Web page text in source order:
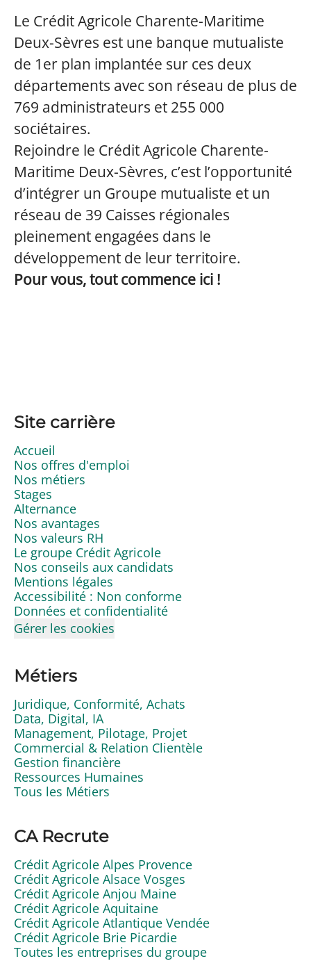
Le Crédit Agricole Charente-Maritime
Deux-Sèvres est une banque mutualiste
de 1er plan implantée sur ces deux
départements avec son réseau de plus de
769 administrateurs et 255 000
sociétaires.
Rejoindre le Crédit Agricole Charente-
Maritime Deux-Sèvres, c’est l’opportunité
d’intégrer un Groupe mutualiste et un
réseau de 39 Caisses régionales
pleinement engagées dans le
développement de leur territoire.
Pour vous, tout commence ici !
Site carrière
Accueil
Nos offres d'emploi
Nos métiers
Stages
Alternance
Nos avantages
Nos valeurs RH
Le groupe Crédit Agricole
Nos conseils aux candidats
Mentions légales
Accessibilité : Non conforme
Données et confidentialité
Gérer les cookies
Métiers
Juridique, Conformité, Achats
Data, Digital, IA
Management, Pilotage, Projet
Commercial & Relation Clientèle
Gestion financière
Ressources Humaines
Tous les Métiers
CA Recrute
Crédit Agricole Alpes Provence
Crédit Agricole Alsace Vosges
Crédit Agricole Anjou Maine
Crédit Agricole Aquitaine
Crédit Agricole Atlantique Vendée
Crédit Agricole Brie Picardie
Toutes les entreprises du groupe